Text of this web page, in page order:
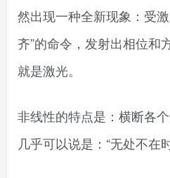
然出现一种全新现象：受
齐”的命令，发射出相位和
就是激光。
非线性的特点是：横断各
几乎可以说是：“无处不在